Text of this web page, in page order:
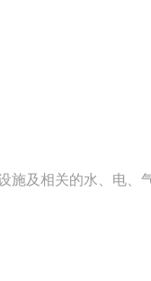
及相关的水、电、